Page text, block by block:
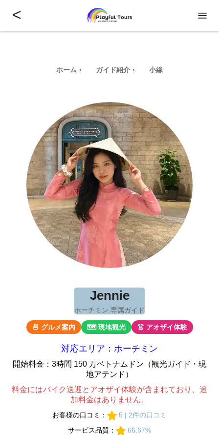
<
ホーム ガイド紹介 小緣
Jennie
ホーチミン 専属ガイド
🍜 グルメ案内 🗺 現地観光 👗 アオザイ体験
対応エリア：ホーチミン
開始料金：3時間 150 万ベトナムドン（観光ガイド・現
地アテンド）
料金にはバイク送迎とアオザイ体験が含まれており、追
加料金はありません。
お客様の口コミ：
5 | 2件の口コミ
サービス品質：
66.67%